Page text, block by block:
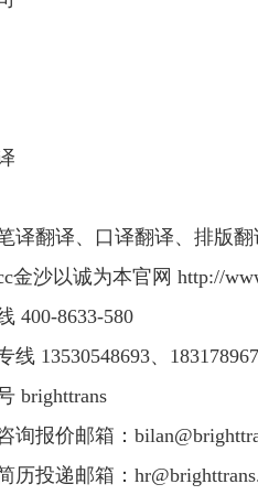
译翻译、口译翻译、排版
金沙以诚为本官网 http://
400-8633-580
13530548693、
brighttrans
询报价邮箱：
历投递邮箱：